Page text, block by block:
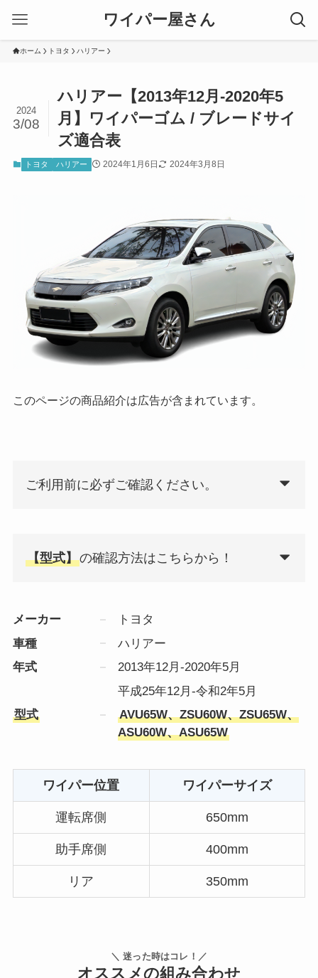
ワイパー屋さん
ホーム トヨタ ハリアー
ハリアー【2013年12月-2020年5
月】ワイパーゴム / ブレードサイ
ズ適合表
2024
3/08
トヨタ ハリアー 2024年1月6日 2024年3月8日
このページの商品紹介は広告が含まれています。
ご利用前に必ずご確認ください。
【型式】の確認方法はこちらから！
メーカー
トヨタ
車種
ハリアー
年式
2013年12月-2020年5月
平成25年12月-令和2年5月
型式
AVU65W、ZSU60W、ZSU65W、
ASU60W、ASU65W
ワイパー位置 ワイパーサイズ
運転席側 650mm
助手席側 400mm
リア 350mm
＼ 迷った時はコレ！／
オススメの組み合わせ